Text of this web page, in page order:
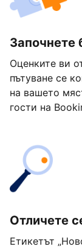
Започнете
Оценките ви
пътуване се
на вашето
гости на
Отличете
Етикетът